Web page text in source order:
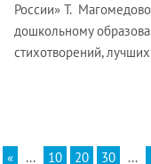
России» Т.
дошкольному
стихотворений,
« ... 10 20 30 ...